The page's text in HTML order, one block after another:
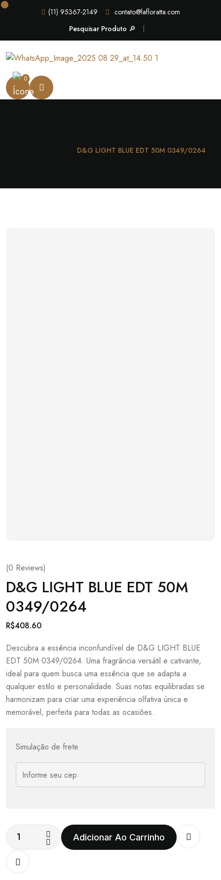
(11) 95367-2149
contato@lafloratta.com
Pesquisar Produto 🔎
0
D&G LIGHT BLUE EDT 50M 0349/0264
(0 Reviews)
D&G LIGHT BLUE EDT 50M
0349/0264
R$408.60
Descubra a essência inconfundível de D&G LIGHT BLUE
EDT 50M 0349/0264. Uma fragrância versátil e cativante,
ideal para quem busca uma essência que se adapta a
qualquer estilo e personalidade. Suas notas equilibradas se
harmonizam para criar uma experiência olfativa única e
memorável, perfeita para todas as ocasiões.
Simulação de frete
Adicionar Ao Carrinho